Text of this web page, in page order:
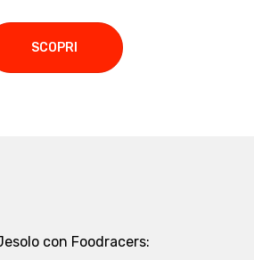
SCOPRI
con Foodracers: